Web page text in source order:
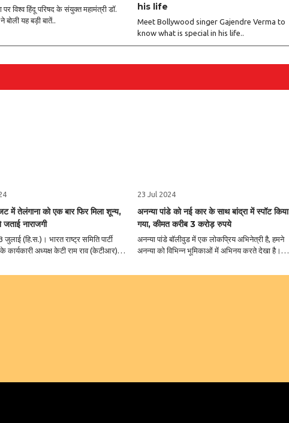
पर विश्व हिंदू परिषद के संयुक्त महामंत्री डॉ.
यह बड़ी बातें..
his life
Meet Bollywood singer Gajendre Verma to
know what is special in his life..
में तेलंगाना को एक बार फिर मिला शून्य,
नाराजगी
जुलाई (हि.स.)। भारत राष्ट्र समिति पार्टी
अध्यक्ष केटी राम राव (केटीआर) ने
23 Jul 2024
अनन्या पांडे को नई कार के साथ बांद्रा में स्पॉट किया
गया, कीमत करीब 3 करोड़ रुपये
अनन्या पांडे बॉलीवुड में एक लोकप्रिय अभिनेत्री है, हमने
अनन्या को विभिन्न भूमिकाओं में अभिनय करते देखा है।